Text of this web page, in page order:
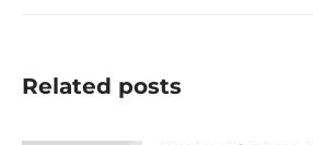
Related posts